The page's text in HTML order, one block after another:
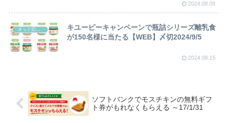
2024.08.08
ネット応募懸賞
キユーピーキャンペーンで瓶詰シリーズ離乳食
が150名様に当たる【WEB】〆切2024/9/5
2024.08.15
ソフトバンクでモスチキンの無料ギフ
ト券がもれなくもらえる ～17/1/31